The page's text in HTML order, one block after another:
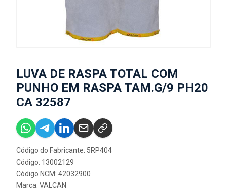
LUVA DE RASPA TOTAL COM
PUNHO EM RASPA TAM.G/9 PH20
CA 32587
Código do Fabricante: 5RP404
Código: 13002129
Código NCM: 42032900
Marca: VALCAN